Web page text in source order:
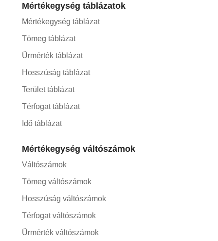
Mértékegység táblázatok
Mértékegység táblázat
Tömeg táblázat
Űrmérték táblázat
Hosszúság táblázat
Terület táblázat
Térfogat táblázat
Idő táblázat
Mértékegység váltószámok
Váltószámok
Tömeg váltószámok
Hosszúság váltószámok
Térfogat váltószámok
Űrmérték váltószámok